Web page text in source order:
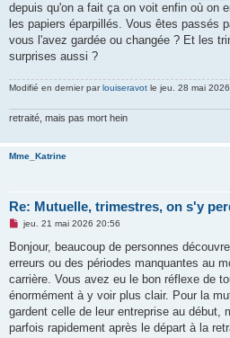
depuis qu'on a fait ça on voit enfin où on
les papiers éparpillés. Vous êtes passés
vous l'avez gardée ou changée ? Et les
surprises aussi ?
Modifié en dernier parlouiseravot le jeu. 28 mai
retraité, mais pas mort hein
Mme_Katrine
Re: Mutuelle, trimestres, on s'y
M
s
a
g
n
o
l
jeu. 21 mai 2026 20:56
Bonjour, beaucoup de personnes
erreurs ou des périodes manquantes au
carrière. Vous avez eu le bon réflexe de
énormément à y voir plus clair. Pour la
gardent celle de leur entreprise au début,
parfois rapidement après le départ à la